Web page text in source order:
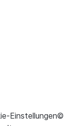
Einstellungen©